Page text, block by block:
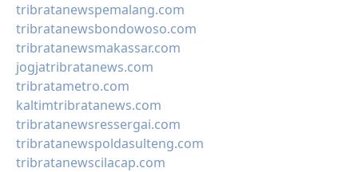
tribratanewspemalang.com
tribratanewsbondowoso.com
tribratanewsmakassar.com
jogjatribratanews.com
tribratametro.com
kaltimtribratanews.com
tribratanewsressergai.com
tribratanewspoldasulteng.com
tribratanewscilacap.com